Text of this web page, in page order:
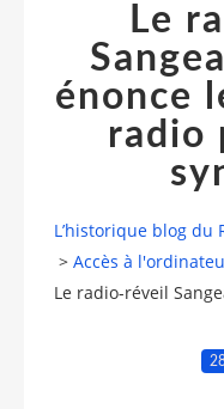
Le
énonce
radio
L’historique blog du
> Accès à
Le radio-réveil